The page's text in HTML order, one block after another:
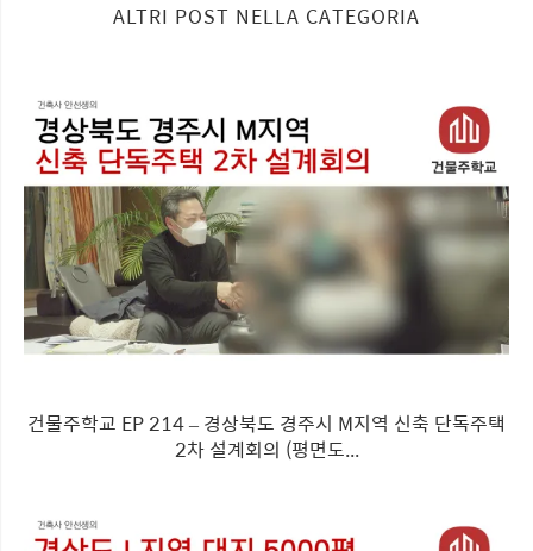
ALTRI POST NELLA CATEGORIA
건물주학교 EP 214 – 경상북도 경주시 M지역 신축 단독주택
2차 설계회의 (평면도...